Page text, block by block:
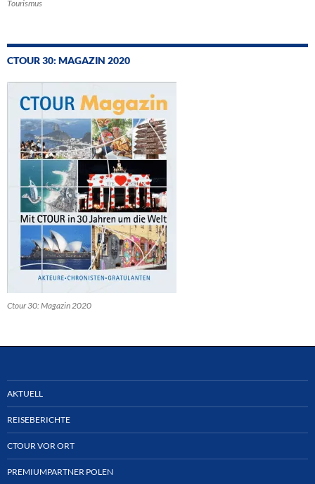
Tourismus
CTOUR 30: MAGAZIN 2020
Ctour 30: Magazin 2020
AKTUELL
REISEBERICHTE
CTOUR VOR ORT
PREMIUMPARTNER POLEN